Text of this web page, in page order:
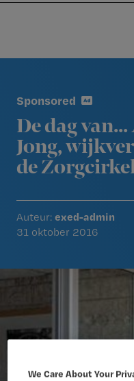
navigation
content
Nursing
Sponsored
De dag
Jong,
de
Auteur: exed-admin
31 oktober 2016
We Care About Your